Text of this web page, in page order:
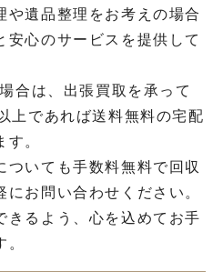
や遺品整理をお考えの場合
安心のサービスを提供して
合は、出張買取を承って
上であれば送料無料の宅配
。
ついても手数料無料で回収
お問い合わせください。
きるよう、心を込めてお手